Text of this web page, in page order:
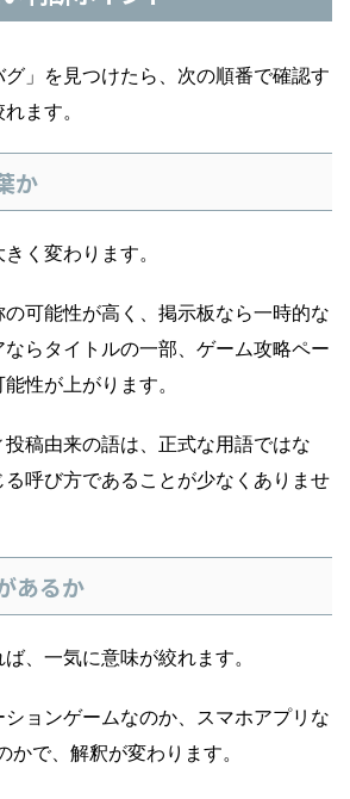
グ」を見つけたら、次の順番で確認す
ます。
か
く変わります。
可能性が高く、掲示板なら一時的な
らタイトルの一部、ゲーム攻略ペー
性が上がります。
稿由来の語は、正式な用語ではな
る呼び方であることが少なくありませ
あるか
、一気に意味が絞れます。
ョンゲームなのか、スマホアプリな
かで、解釈が変わります。